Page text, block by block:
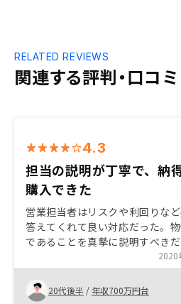
関連する評判・口コミ
RELATED REVIEWS
4.3
担当の説明が丁寧で、納
購入できた
営業担当者はリスクや利回りな
答えてくれて良い対応だった。
であることを真摯に説明すべき
ストを抑えてるという説明ばか
価格が割高であることの説明も
て欲しかった。
2020
20代後半 / 年収700万円台